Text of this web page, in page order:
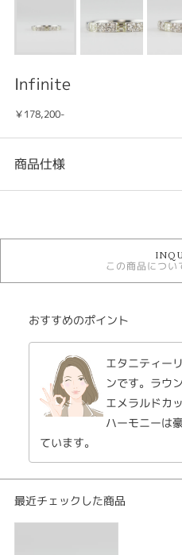
Infinite
￥178,200-
商品仕様
結婚指輪
マリッジリングダイアモンド
紹介文
結婚指輪 lady's プラチナ D-0.70ct ￥
永遠の愛を誓うダイアモンド。0.70カ
エタニティとは異なり、透き通るよ
ドを3石とラウンドブリリアントカッ
イン。
この商品につい
おすすめのポイント
エタニティー
ンです。ラウ
エメラルドカ
ハーモニーは
ています。
最近チェックした商品